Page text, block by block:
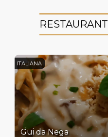
ITALIANA
Gui da Nega